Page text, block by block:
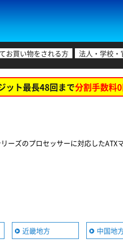
お買い物をされる方 法人・学校
ット最長48回まで分割手数料
ーズのプロセッサーに対応した
近畿地方 中国地